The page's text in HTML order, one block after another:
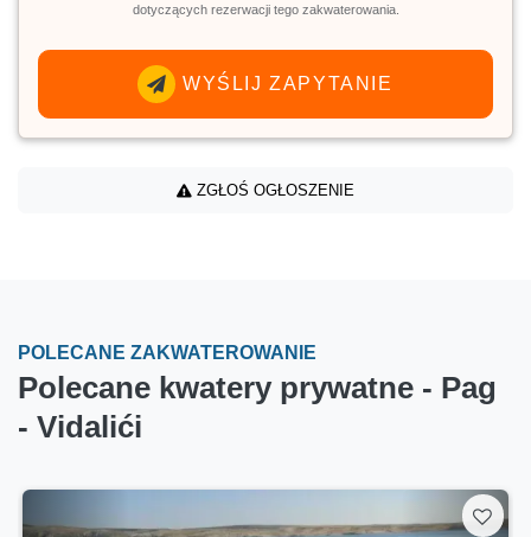
dotyczących rezerwacji tego zakwaterowania.
WYŚLIJ ZAPYTANIE
ZGŁOŚ OGŁOSZENIE
POLECANE ZAKWATEROWANIE
Polecane kwatery prywatne - Pag
- Vidalići